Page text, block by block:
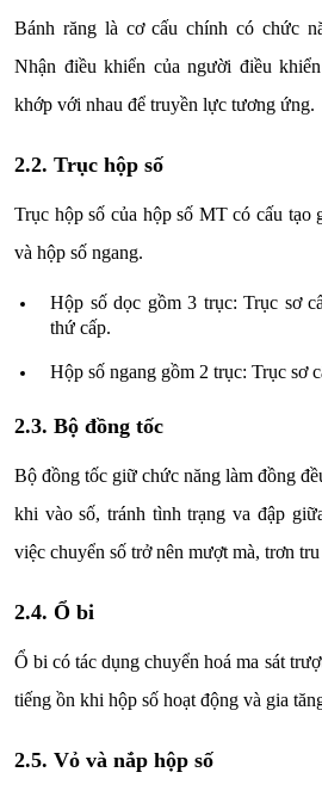
Bánh răng là cơ cấu chính có chức
Nhận điều khiển của người điều
khớp với nhau để truyền lực tương ứng.
2.2. Trục hộp số
Trục hộp số của hộp số MT có cấu tạo
và hộp số ngang.
Hộp số dọc gồm 3 trục: Trục sơ
thứ cấp.
Hộp số ngang gồm 2 trục: Trục sơ
2.3. Bộ đồng tốc
Bộ đồng tốc giữ chức năng làm đồng
khi vào số, tránh tình trạng va đập
việc chuyển số trở nên mượt mà, trơn
2.4. Ổ bi
Ổ bi có tác dụng chuyển hoá ma sát
tiếng ồn khi hộp số hoạt động và gia
2.5. Vỏ và nắp hộp số